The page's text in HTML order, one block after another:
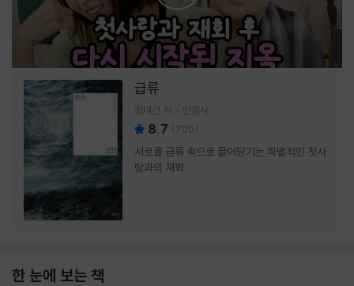
급류
정대건 저 민음사
8.7 (700)
서로를 급류 속으로 끌어당기는 파멸적인 첫사
랑과의 재회
한 눈에 보는 책